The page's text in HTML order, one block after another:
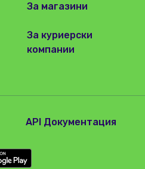
За магазини
За куриерски
компании
API Документация